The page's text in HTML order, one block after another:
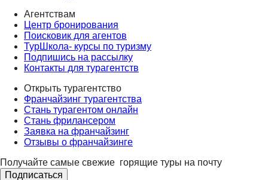
Агентствам
Центр бронирования
Поисковик для агентов
ТурШкола- курсы по туризму
Подпишись на рассылку
Контакты для турагентств
Открыть турагентство
Франчайзинг турагентства
Стань турагентом онлайн
Стань фрилансером
Заявка на франчайзинг
Отзывы о франчайзинге
Получайте самые свежие горящие туры на почту
Подписаться